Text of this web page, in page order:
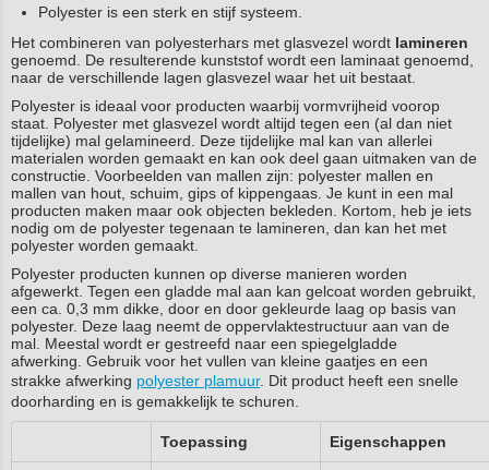
Polyester is een sterk en stijf systeem.
Het combineren van polyesterhars met glasvezel wordt lamineren
genoemd. De resulterende kunststof wordt een laminaat genoemd,
naar de verschillende lagen glasvezel waar het uit bestaat.
Polyester is ideaal voor producten waarbij vormvrijheid voorop
staat. Polyester met glasvezel wordt altijd tegen een (al dan niet
tijdelijke) mal gelamineerd. Deze tijdelijke mal kan van allerlei
materialen worden gemaakt en kan ook deel gaan uitmaken van de
constructie. Voorbeelden van mallen zijn: polyester mallen en
mallen van hout, schuim, gips of kippengaas. Je kunt in een mal
producten maken maar ook objecten bekleden. Kortom, heb je iets
nodig om de polyester tegenaan te lamineren, dan kan het met
polyester worden gemaakt.
Polyester producten kunnen op diverse manieren worden
afgewerkt. Tegen een gladde mal aan kan gelcoat worden gebruikt,
een ca. 0,3 mm dikke, door en door gekleurde laag op basis van
polyester. Deze laag neemt de oppervlaktestructuur aan van de
mal. Meestal wordt er gestreefd naar een spiegelgladde
afwerking. Gebruik voor het vullen van kleine gaatjes en een
strakke afwerking polyester plamuur. Dit product heeft een snelle
doorharding en is gemakkelijk te schuren.
Toepassing Eigenschappen